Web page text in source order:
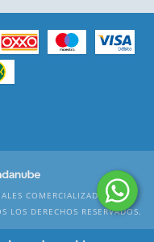
COMERCIALIZADORA DE
DERECHOS RESERVADOS.